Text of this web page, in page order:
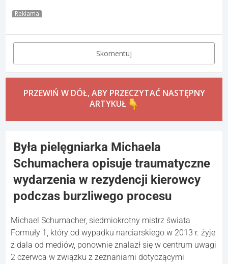
Reklama
Skomentuj
PRZEWIŃ W DÓŁ, ABY PRZECZYTAĆ NASTĘPNY
ARTYKUŁ
Była pielęgniarka Michaela
Schumachera opisuje traumatyczne
wydarzenia w rezydencji kierowcy
podczas burzliwego procesu
Michael Schumacher, siedmiokrotny mistrz świata
Formuły 1, który od wypadku narciarskiego w 2013 r. żyje
z dala od mediów, ponownie znalazł się w centrum uwagi
2 czerwca w związku z zeznaniami dotyczącymi